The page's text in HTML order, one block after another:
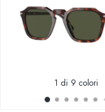
1 di 9 colori